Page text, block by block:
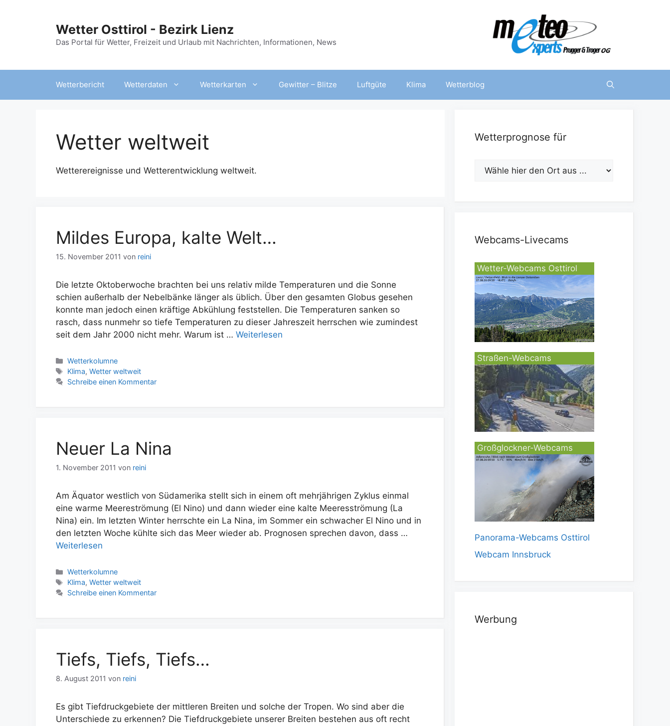
Wetter Osttirol - Bezirk Lienz
Das Portal für Wetter, Freizeit und Urlaub mit Nachrichten, Informationen, News
Wetterbericht Wetterdaten Wetterkarten Gewitter – Blitze Luftgüte Klima Wetterblog
Wetter weltweit
Wetterereignisse und Wetterentwicklung weltweit.
Mildes Europa, kalte Welt…
15. November 2011 von reini
Die letzte Oktoberwoche brachten bei uns relativ milde Temperaturen und die Sonne
schien außerhalb der Nebelbänke länger als üblich. Über den gesamten Globus gesehen
konnte man jedoch einen kräftige Abkühlung feststellen. Die Temperaturen sanken so
rasch, dass nunmehr so tiefe Temperaturen zu dieser Jahreszeit herrschen wie zumindest
seit dem Jahr 2000 nicht mehr. Warum ist … Weiterlesen
Kategorien
Wetterkolumne
Schlagwörter
Klima,Wetter weltweit
Schreibe einen Kommentar
Neuer La Nina
1. November 2011 von reini
Am Äquator westlich von Südamerika stellt sich in einem oft mehrjährigen Zyklus einmal
eine warme Meereströmung (El Nino) und dann wieder eine kalte Meeresströmung (La
Nina) ein. Im letzten Winter herrschte ein La Nina, im Sommer ein schwacher El Nino und in
den letzten Woche kühlte sich das Meer wieder ab. Prognosen sprechen davon, dass …
Weiterlesen
Kategorien
Wetterkolumne
Schlagwörter
Klima,Wetter weltweit
Schreibe einen Kommentar
Tiefs, Tiefs, Tiefs…
8. August 2011 von reini
Es gibt Tiefdruckgebiete der mittleren Breiten und solche der Tropen. Wo sind aber die
Unterschiede zu erkennen? Die Tiefdruckgebiete unserer Breiten bestehen aus oft recht
Wetterprognose für
Webcams-Livecams
Wetter-Webcams Osttirol
Straßen-Webcams
Großglockner-Webcams
Panorama-Webcams Osttirol
Webcam Innsbruck
Werbung